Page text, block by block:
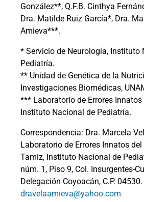
González**, Q.F.B. Cinthya
Dra. Matilde Ruiz García*, Dra.
Amieva***.
* Servicio de Neurología, Instituto
Pediatría.
** Unidad de Genética de la
Investigaciones Biomédicas,
*** Laboratorio de Errores
Instituto Nacional de Pediatría.
Correspondencia: Dra. Marcela
Laboratorio de Errores Innatos
Tamiz, Instituto Nacional de
núm. 1, Piso 9, Col. Insurgentes-
Delegación Coyoacán, C.P.
dravelaamieva@yahoo.com